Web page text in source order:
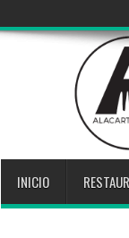
INICIO